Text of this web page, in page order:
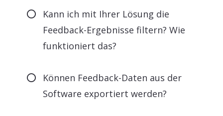
Kann ich mit Ihrer Lösung die
Feedback-Ergebnisse filtern? Wie
funktioniert das?
Können Feedback-Daten aus der
Software exportiert werden?